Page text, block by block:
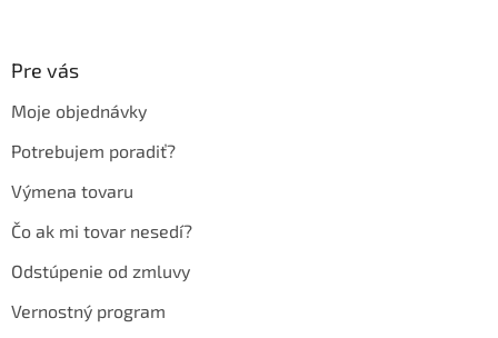
Pre vás
Moje objednávky
Potrebujem poradiť?
Výmena tovaru
Čo ak mi tovar nesedí?
Odstúpenie od zmluvy
Vernostný program